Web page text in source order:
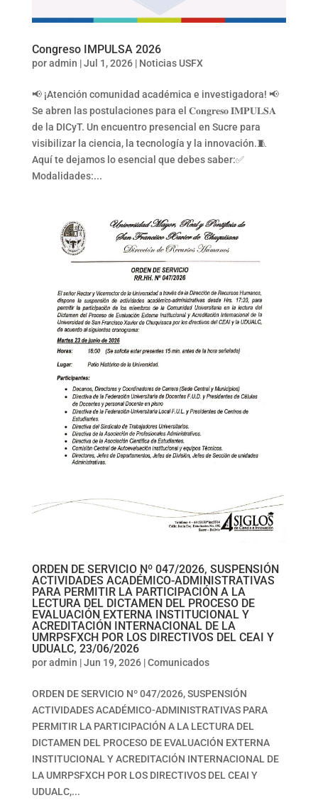
Congreso IMPULSA 2026
poradmin |Jul 1, 2026| Noticias USFX
📢 ¡Atención comunidad académica e investigadora! 📢
Se abren las postulaciones para el 𝐂𝐨𝐧𝐠𝐫𝐞𝐬𝐨 𝐈𝐌𝐏𝐔𝐋𝐒𝐀
de la DICyT. Un encuentro presencial en Sucre para
visibilizar la ciencia, la tecnología y la innovación.🧵
Aquí te dejamos lo esencial que debes saber:✅
Modalidades:...
ORDEN DE SERVICIO Nº 047/2026, SUSPENSIÓN
ACTIVIDADES ACADÉMICO-ADMINISTRATIVAS
PARA PERMITIR LA PARTICIPACIÓN A LA
LECTURA DEL DICTAMEN DEL PROCESO DE
EVALUACIÓN EXTERNA INSTITUCIONAL Y
ACREDITACIÓN INTERNACIONAL DE LA
UMRPSFXCH POR LOS DIRECTIVOS DEL CEAI Y
UDUALC, 23/06/2026
poradmin |Jun 19, 2026|Comunicados
ORDEN DE SERVICIO Nº 047/2026, SUSPENSIÓN
ACTIVIDADES ACADÉMICO-ADMINISTRATIVAS PARA
PERMITIR LA PARTICIPACIÓN A LA LECTURA DEL
DICTAMEN DEL PROCESO DE EVALUACIÓN EXTERNA
INSTITUCIONAL Y ACREDITACIÓN INTERNACIONAL DE
LA UMRPSFXCH POR LOS DIRECTIVOS DEL CEAI Y
UDUALC,...